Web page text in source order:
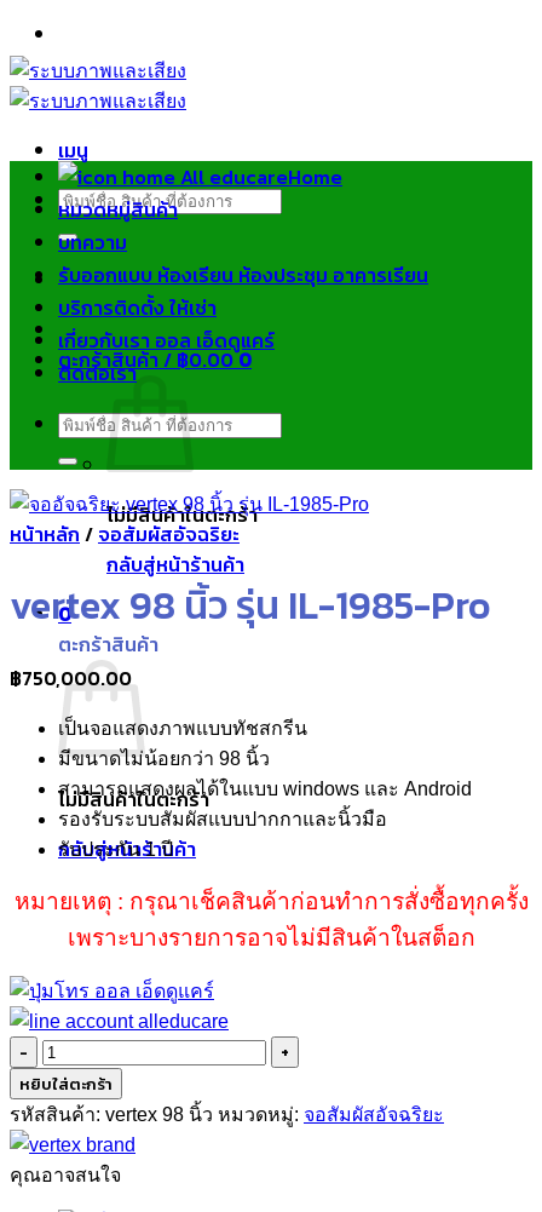
ข้าม
ไป
ยัง
เมนู
ค้นหา:
ตะกร้าสินค้า /฿0.000
ไม่มีสินค้าในตะกร้า
กลับสู่หน้าร้านค้า
0
ตะกร้าสินค้า
ไม่มีสินค้าในตะกร้า
กลับสู่หน้าร้านค้า
Home
หมวดหมู่สินค้า
บทความ
รับออกแบบ ห้องเรียน ห้องประชุม อาคารเรียน
บริการติดตั้ง ให้เช่า
เกี่ยวกับเรา ออล เอ็ดดูแคร์
ติดต่อเรา
ค้นหา:
หน้าหลัก / จอสัมผัสอัจฉริยะ
vertex 98 นิ้ว รุ่น IL-1985-Pro
฿750,000.00
เป็นจอแสดงภาพแบบทัชสกรีน
มีขนาดไม่น้อยกว่า 98 นิ้ว
สามารถแสดงผลได้ในแบบ windows และ Android
รองรับระบบสัมผัสแบบปากกาและนิ้วมือ
รับประกัน 1 ปี
หมายเหตุ : กรุณาเช็คสินค้าก่อนทำการสั่งซื้อทุกครั้ง
เพราะบางรายการอาจไม่มีสินค้าในสต็อก
จำนวน
vertex
98
นิ้ว
รุ่น
หยิบใส่ตะกร้า
รหัสสินค้า: vertex 98 นิ้ว หมวดหมู่: จอสัมผัสอัจฉริยะ
คุณอาจสนใจ